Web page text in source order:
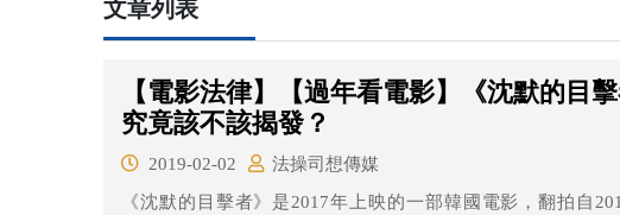
文章列表
【電影法律】【過年看電影】《沈默的目
究竟該不該揭發？
2019-02-02
法操司想傳媒
《沈默的目擊者》是2017年上映的一部韓國電影，翻拍自